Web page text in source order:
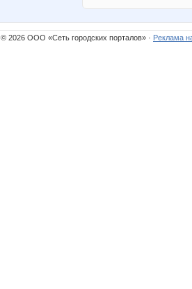
© 2026 ООО «Сеть городских порталов» · Реклама